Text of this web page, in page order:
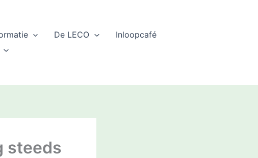
De LECO
Inloopcafé
steeds